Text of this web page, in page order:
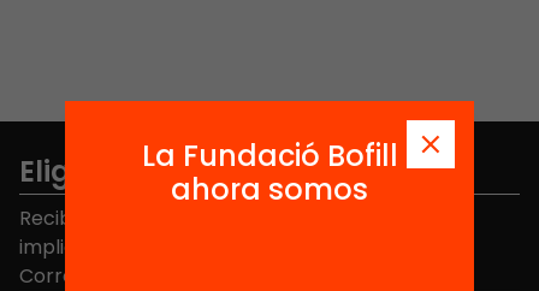
Elige equidad
Recibe contenidos, iniciativas y proyectos para
implicarte.
Correo electrónico
La Fundació Bofill
ahora somos